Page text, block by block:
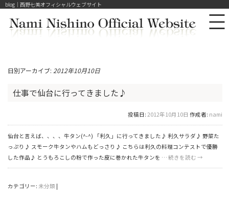
blog｜西野七美オフィシャルウェブサイト
日別アーカイブ: 2012年10月10日
仕事で仙台に行ってきました♪
投稿日: 2012年10月10日 作成者: nami
仙台と言えば、、、、牛タン(^-^) 「利久」に行ってきました♪ 利久サラダ♪ 野菜た
っぷり♪ スモーク牛タンやハムもどっさり♪ こちらは利久の料理コンテストで優勝
した作品♪ とうもろこしの粉で作った皮に巻かれた牛タンを … 続きを読む →
カテゴリー: 未分類 |